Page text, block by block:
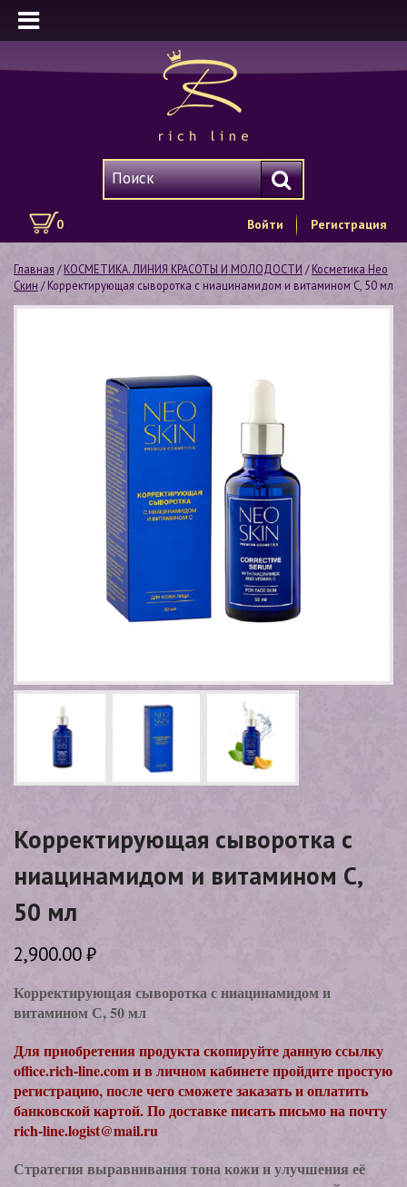
0 Войти Регистрация
Главная /КОСМЕТИКА. ЛИНИЯ КРАСОТЫ И МОЛОДОСТИ /Косметика Нео
Скин / Корректирующая сыворотка с ниацинамидом и витамином С, 50 мл
Корректирующая сыворотка с
ниацинамидом и витамином С,
50 мл
2,900.00₽
Корректирующая сыворотка с ниацинамидом и
витамином С, 50 мл
Для приобретения продукта скопируйте данную ссылку
office.rich-line.com и в личном кабинете пройдите простую
регистрацию, после чего сможете заказать и оплатить
банковской картой. По доставке писать письмо на почту
rich-line.logist@mail.ru
Стратегия выравнивания тона кожи и улучшения её